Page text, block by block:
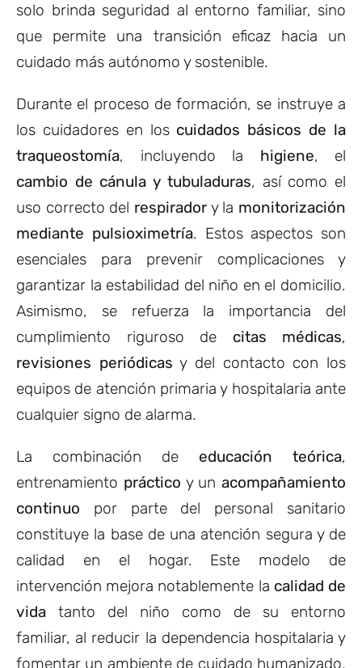
solo brinda seguridad al entorno familiar, sino
que permite una transición eficaz hacia un
cuidado más autónomo y sostenible.
Durante el proceso de formación, se instruye a
los cuidadores en los cuidados básicos de la
traqueostomía, incluyendo la higiene, el
cambio de cánula y tubuladuras, así como el
uso correcto del respirador y la monitorización
mediante pulsioximetría. Estos aspectos son
esenciales para prevenir complicaciones y
garantizar la estabilidad del niño en el domicilio.
Asimismo, se refuerza la importancia del
cumplimiento riguroso de citas médicas,
revisiones periódicas y del contacto con los
equipos de atención primaria y hospitalaria ante
cualquier signo de alarma.
La combinación de educación teórica,
entrenamiento práctico y un acompañamiento
continuo por parte del personal sanitario
constituye la base de una atención segura y de
calidad en el hogar. Este modelo de
intervención mejora notablemente la calidad de
vida tanto del niño como de su entorno
familiar, al reducir la dependencia hospitalaria y
fomentar un ambiente de cuidado humanizado,